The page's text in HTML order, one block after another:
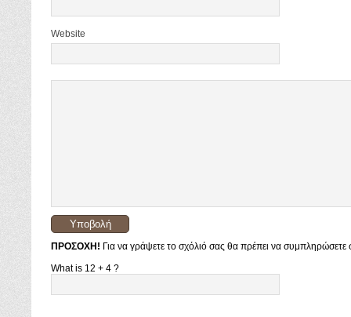
Website
ΠΡΟΣΟΧΗ! Για να γράψετε το σχόλιό σας θα πρέπει να
What is 12 + 4 ?